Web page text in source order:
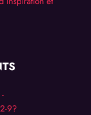
9?